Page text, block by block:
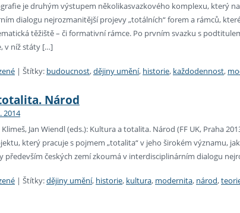
je druhým výstupem několikasvazkového komplexu, který
dialogu nejrozmanitější projevy „totálních“ forem a rámců,
těžiště – či formativní rámce. Po prvním svazku s
v níž státy […]
| Štítky: budoucnost,dějiny umění, historie, každodennost,
Národ
2014
Jan Wiendl (eds.): Kultura a totalita. Národ (FF UK, Praha
který pracuje s pojmem „totalita“ v jeho širokém významu,
především českých zemí zkoumá v interdisciplinárním dialogu
| Štítky:dějiny umění, historie, kultura, modernita, národ,